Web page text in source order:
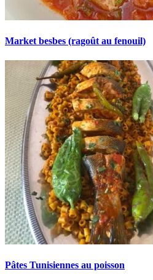
Market besbes (ragoût au fenouil)
Pâtes Tunisiennes au poisson